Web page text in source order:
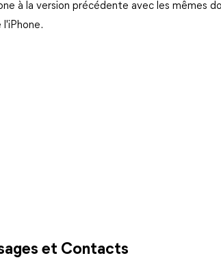
à la version précédente avec les mêmes
l'iPhone.
et Contacts